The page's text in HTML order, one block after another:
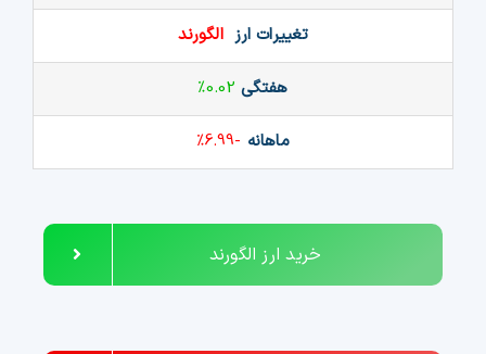
تغییرات ارزالگورند
هفتگی 0.02%
ماهانه -6.99%
خرید ارز الگورند